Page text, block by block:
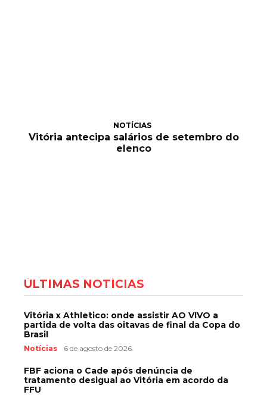
NOTÍCIAS
Vitória antecipa salários de setembro do
elenco
ÚLTIMAS NOTÍCIAS
Vitória x Athletico: onde assistir AO VIVO a
partida de volta das oitavas de final da Copa do
Brasil
Notícias 6 de agosto de 2026
FBF aciona o Cade após denúncia de
tratamento desigual ao Vitória em acordo da
FFU